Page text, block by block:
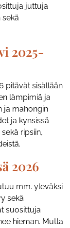
juttuja
sekä
2025-
pitävät sisällään
lämpimiä ja
ja mahongin
ja kynsissä
ripsiin,
2026
mm. yleväksi
sekä
suosittuja
hieman. Mutta